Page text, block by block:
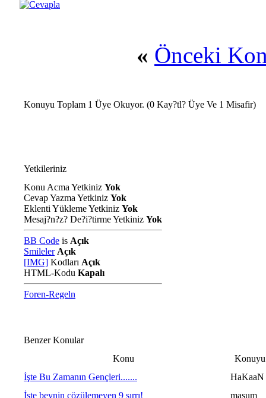
« Önceki
Konuyu Toplam 1 Üye Okuyor. (0 Kay?tl? Üye Ve 1 Misafir)
Yetkileriniz
Konu Acma Yetkiniz Yok
Cevap Yazma Yetkiniz Yok
Eklenti Yükleme Yetkiniz Yok
Mesaj?n?z? De?i?tirme Yetkiniz Yok
BB Code is Açık
Smileler Açık
[IMG] Kodları Açık
HTML-Kodu Kapalı
Foren-Regeln
Benzer Konular
Konu
Konuyu
İşte Bu Zamanın Gençleri.......
HaKaaN
İşte beynin çözülemeyen 9 sırrı!
masum